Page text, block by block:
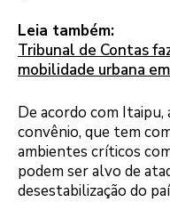
Leia também:
Tribunal de Contas
mobilidade urbana
De acordo com
convênio, que tem
ambientes críticos
podem ser alvo de
desestabilização do